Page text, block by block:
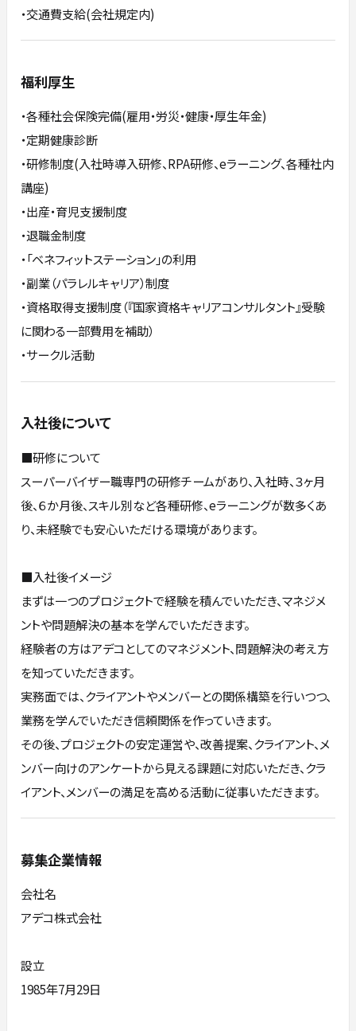
・交通費支給(会社規定内)
福利厚生
・各種社会保険完備(雇用・労災・健康・厚生年金)
・定期健康診断
・研修制度(入社時導入研修、RPA研修、eラーニング、各種社内
講座)
・出産・育児支援制度
・退職金制度
・「ベネフィットステーション」の利用
・副業（パラレルキャリア）制度
・資格取得支援制度（『国家資格キャリアコンサルタント』受験
に関わる一部費用を補助）
・サークル活動
入社後について
■研修について
スーパーバイザー職専門の研修チームがあり、入社時、３ヶ月
後、６か月後、スキル別など各種研修、eラーニングが数多くあ
り、未経験でも安心いただける環境があります。
■入社後イメージ
まずは一つのプロジェクトで経験を積んでいただき、マネジメ
ントや問題解決の基本を学んでいただきます。
経験者の方はアデコとしてのマネジメント、問題解決の考え方
を知っていただきます。
実務面では、クライアントやメンバーとの関係構築を行いつつ、
業務を学んでいただき信頼関係を作っていきます。
その後、プロジェクトの安定運営や、改善提案、クライアント、メ
ンバー向けのアンケートから見える課題に対応いただき、クラ
イアント、メンバーの満足を高める活動に従事いただきます。
募集企業情報
会社名
アデコ株式会社
設立
1985年7月29日